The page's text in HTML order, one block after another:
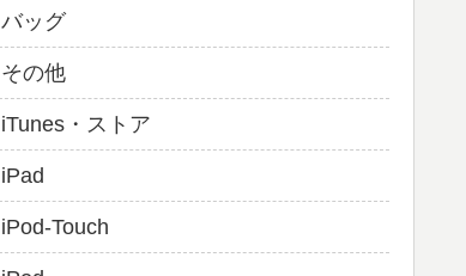
バッグ
その他
iTunes・ストア
iPad
iPod-Touch